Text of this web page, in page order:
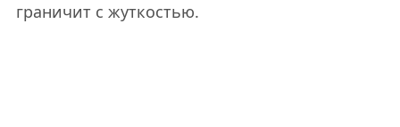
граничит с жуткостью.